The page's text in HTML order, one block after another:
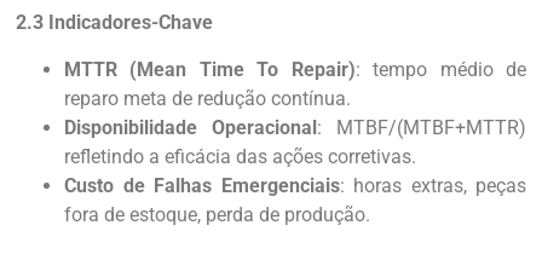
2.3 Indicadores-Chave
MTTR (Mean Time To Repair): tempo médio de
reparo meta de redução contínua.
Disponibilidade Operacional: MTBF/(MTBF+MTTR)
refletindo a eficácia das ações corretivas.
Custo de Falhas Emergenciais: horas extras, peças
fora de estoque, perda de produção.